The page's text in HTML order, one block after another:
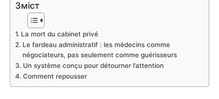
Зміст
La mort du cabinet privé
Le fardeau administratif : les médecins comme
négociateurs, pas seulement comme guérisseurs
Un système conçu pour détourner l’attention
Comment repousser